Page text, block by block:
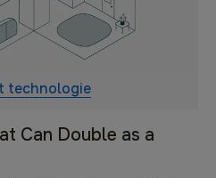
technologie
Can Double as a